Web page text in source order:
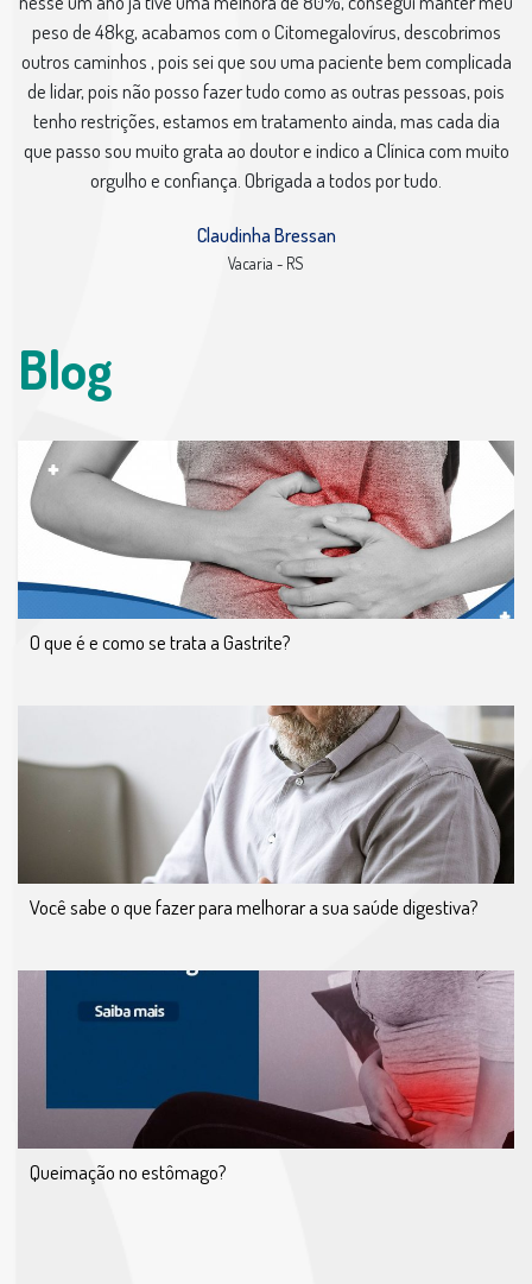
peso de 48kg, acabamos com o Citomegalovírus, descobrimos
outros caminhos , pois sei que sou uma paciente bem complicada
de lidar, pois não posso fazer tudo como as outras pessoas, pois
tenho restrições, estamos em tratamento ainda, mas cada dia
que passo sou muito grata ao doutor e indico a Clínica com muito
orgulho e confiança. Obrigada a todos por tudo.
Claudinha Bressan
Vacaria - RS
Blog
O que é e como se trata a Gastrite?
Você sabe o que fazer para melhorar a sua saúde digestiva?
Queimação no estômago?